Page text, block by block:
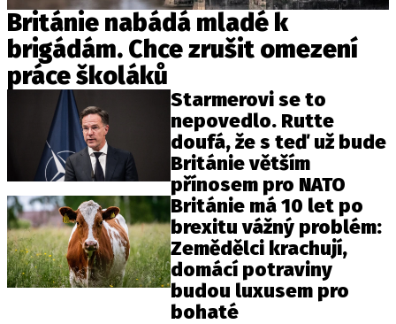
Británie nabádá mladé k
brigádám. Chce zrušit omezení
práce školáků
Starmerovi se to
nepovedlo. Rutte
doufá, že s teď už bude
Británie větším
přínosem pro NATO
Británie má 10 let po
brexitu vážný problém:
Zemědělci krachují,
domácí potraviny
budou luxusem pro
bohaté